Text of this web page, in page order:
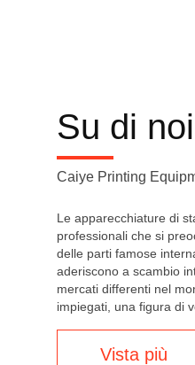
Su di noi
Caiye Printing
Le apparecchiature di
professionali che si
delle parti famose
aderiscono a scambio
mercati differenti nel
impiegati, una figura di
Vista più